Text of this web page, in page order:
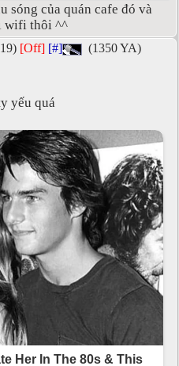
sóng của quán cafe đó và
wifi thôi ^^
[Off] [#]
(1350 YA)
yếu quá